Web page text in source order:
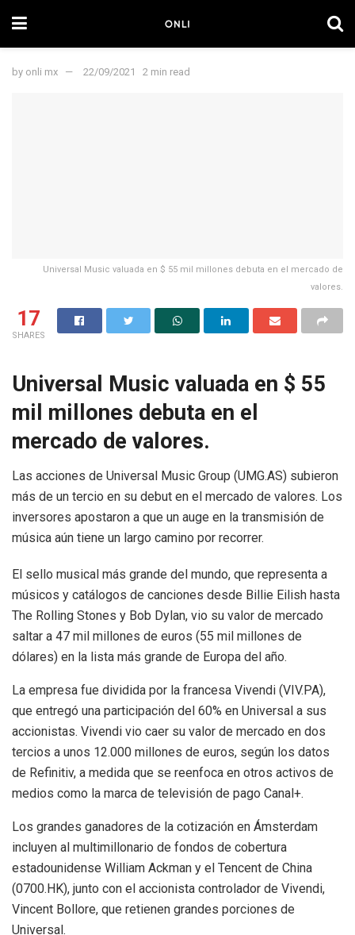
by onli mx 22/09/2021 2 min read
Universal Music valuada en $ 55 mil millones debuta en el mercado de
valores.
17
SHARES
Universal Music valuada en $ 55
mil millones debuta en el
mercado de valores.
Las acciones de Universal Music Group (UMG.AS) subieron
más de un tercio en su debut en el mercado de valores. Los
inversores apostaron a que un auge en la transmisión de
música aún tiene un largo camino por recorrer.
El sello musical más grande del mundo, que representa a
músicos y catálogos de canciones desde Billie Eilish hasta
The Rolling Stones y Bob Dylan, vio su valor de mercado
saltar a 47 mil millones de euros (55 mil millones de
dólares) en la lista más grande de Europa del año.
La empresa fue dividida por la francesa Vivendi (VIV.PA),
que entregó una participación del 60% en Universal a sus
accionistas. Vivendi vio caer su valor de mercado en dos
tercios a unos 12.000 millones de euros, según los datos
de Refinitiv, a medida que se reenfoca en otros activos de
medios como la marca de televisión de pago Canal+.
Los grandes ganadores de la cotización en Ámsterdam
incluyen al multimillonario de fondos de cobertura
estadounidense William Ackman y el Tencent de China
(0700.HK), junto con el accionista controlador de Vivendi,
Vincent Bollore, que retienen grandes porciones de
Universal.